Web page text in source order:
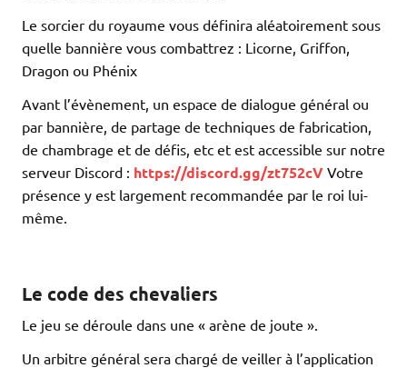
Le sorcier du royaume vous définira aléatoirement sous
quelle bannière vous combattrez : Licorne, Griffon,
Dragon ou Phénix
Avant l’évènement, un espace de dialogue général ou
par bannière, de partage de techniques de fabrication,
de chambrage et de défis, etc et est accessible sur notre
serveur Discord : https://discord.gg/zt752cV Votre
présence y est largement recommandée par le roi lui-
même.
Le code des chevaliers
Le jeu se déroule dans une « arène de joute ».
Un arbitre général sera chargé de veiller à l’application